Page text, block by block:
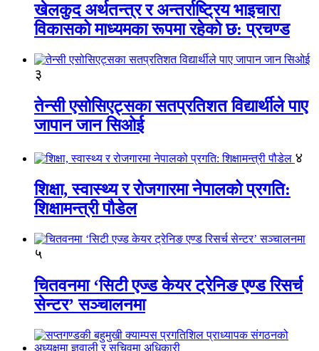
खेलकुद अर्थतन्त्र र अन्तर्राष्ट्रिय भाइचारा
विकासको माध्यमका रूपमा रहेको छ: प्रचण्ड
३
तेन्सी एसोसिएट्सका सतप्रतिशत विद्यार्थीले पाए
जापान जान सिओई
४
शिक्षा, स्वास्थ्य र रोजगारमा नेपालको प्रगति:
शिक्षामन्त्री पौडेल
५
चितवनमा ‘सिटी एज्ड केयर ट्रेनिङ एण्ड रिसर्च
सेन्टर’ सञ्चालनमा